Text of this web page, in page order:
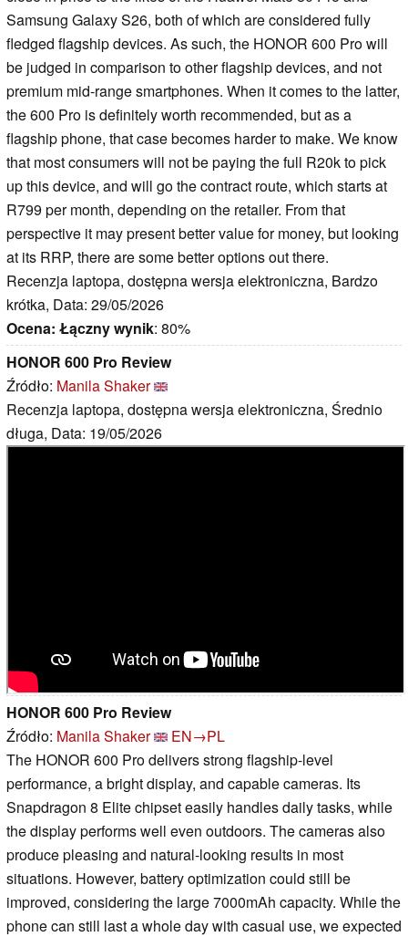
Samsung Galaxy S26, both of which are considered fully
fledged flagship devices. As such, the HONOR 600 Pro will
be judged in comparison to other flagship devices, and not
premium mid-range smartphones. When it comes to the latter,
the 600 Pro is definitely worth recommended, but as a
flagship phone, that case becomes harder to make. We know
that most consumers will not be paying the full R20k to pick
up this device, and will go the contract route, which starts at
R799 per month, depending on the retailer. From that
perspective it may present better value for money, but looking
at its RRP, there are some better options out there.
Recenzja laptopa, dostępna wersja elektroniczna, Bardzo
krótka, Data: 29/05/2026
Ocena: Łączny wynik: 80%
HONOR 600 Pro Review
Źródło: Manila Shaker
Recenzja laptopa, dostępna wersja elektroniczna, Średnio
długa, Data: 19/05/2026
HONOR 600 Pro Review
Źródło: Manila Shaker
EN→PL
The HONOR 600 Pro delivers strong flagship-level
performance, a bright display, and capable cameras. Its
Snapdragon 8 Elite chipset easily handles daily tasks, while
the display performs well even outdoors. The cameras also
produce pleasing and natural-looking results in most
situations. However, battery optimization could still be
improved, considering the large 7000mAh capacity. While the
phone can still last a whole day with casual use, we expected